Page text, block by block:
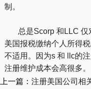
制。
总是Scorp 和LLC 仅
美国报税缴纳个人所得
不适用。因为s 和 llc的
注册维护成本会高很多。
上一篇： 注册美国公司相